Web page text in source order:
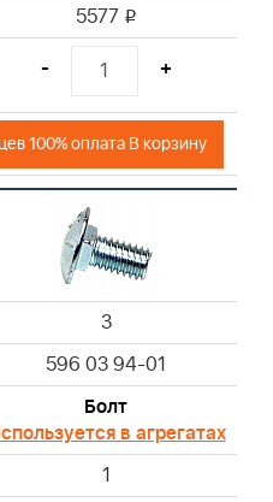
5577 i
- +
100% оплата В корзину
3
596 03 94-01
Болт
в агрегатах
1